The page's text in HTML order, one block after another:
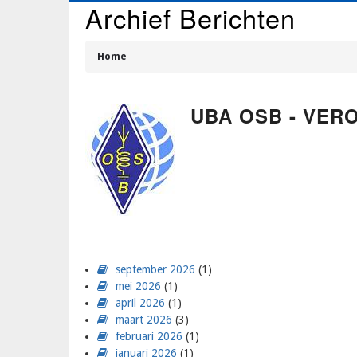
Archief Berichten
Home
UBA OSB -
september 2026 (1)
mei 2026 (1)
april 2026 (1)
maart 2026 (3)
februari 2026 (1)
januari 2026 (1)